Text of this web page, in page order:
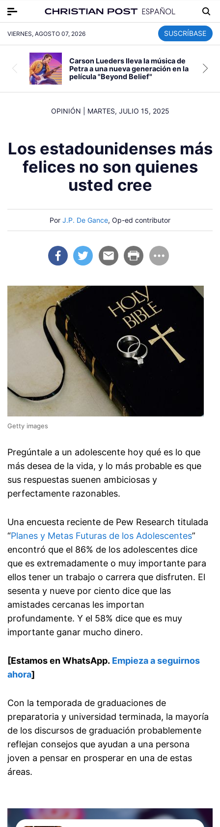
VIERNES, AGOSTO 07, 2026 SUSCRÍBASE
Carson Lueders lleva la música de
Petra a una nueva generación en la
película "Beyond Belief"
OPINIÓN MARTES, JULIO 15, 2025
Los estadounidenses más
felices no son quienes
usted cree
Por J.P. De Gance, Op-ed contributor
Getty images
Pregúntale a un adolescente hoy qué es lo que
más desea de la vida, y lo más probable es que
sus respuestas suenen ambiciosas y
perfectamente razonables.
Una encuesta reciente de Pew Research titulada
“Planes y Metas Futuras de los Adolescentes”
encontró que el 86% de los adolescentes dice
que es extremadamente o muy importante para
ellos tener un trabajo o carrera que disfruten. El
sesenta y nueve por ciento dice que las
amistades cercanas les importan
profundamente. Y el 58% dice que es muy
importante ganar mucho dinero.
[Estamos en WhatsApp. Empieza a seguirnos
ahora]
Con la temporada de graduaciones de
preparatoria y universidad terminada, la mayoría
de los discursos de graduación probablemente
reflejan consejos que ayudan a una persona
joven a pensar en prosperar en una de estas
áreas.